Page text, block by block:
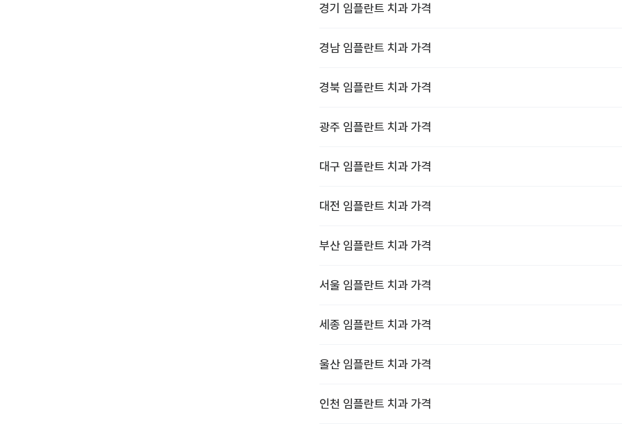
경기 임플란트 치과 가격
경남 임플란트 치과 가격
경북 임플란트 치과 가격
광주 임플란트 치과 가격
대구 임플란트 치과 가격
대전 임플란트 치과 가격
부산 임플란트 치과 가격
서울 임플란트 치과 가격
세종 임플란트 치과 가격
울산 임플란트 치과 가격
인천 임플란트 치과 가격